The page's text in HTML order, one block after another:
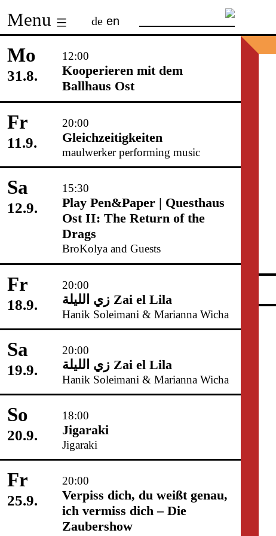
to
content
Menu de en
Mo
31.8.
12:00
Kooperieren mit dem
Ballhaus Ost
Fr
11.9.
20:00
Gleichzeitigkeiten
maulwerker performing music
Sa
12.9.
15:30
Play Pen&Paper | Questhaus
Ost II: The Return of the
Drags
BroKolya and Guests
Fr
18.9.
20:00
زي‌ اللیلة Zai el Lila
Hanik Soleimani & Marianna Wicha
Sa
19.9.
20:00
زي‌ اللیلة Zai el Lila
Hanik Soleimani & Marianna Wicha
So
20.9.
18:00
Jigaraki
Jigaraki
Fr
25.9.
20:00
Verpiss dich, du weißt genau,
ich vermiss dich – Die
Zaubershow